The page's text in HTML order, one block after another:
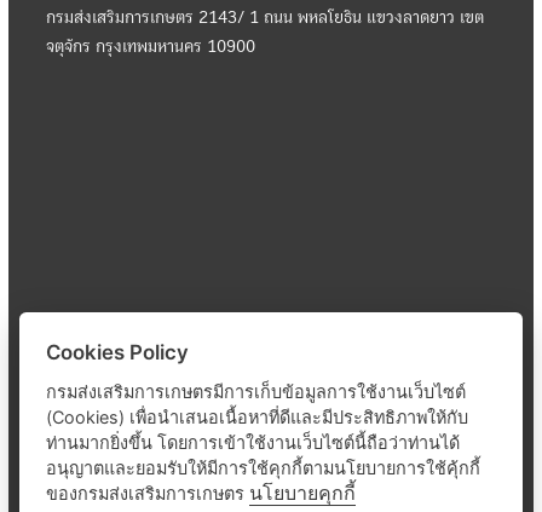
กรมส่งเสริมการเกษตร 2143/ 1 ถนน พหลโยธิน แขวงลาดยาว เขต
จตุจักร กรุงเทพมหานคร 10900
Cookies Policy
กรมส่งเสริมการเกษตรมีการเก็บข้อมูลการใช้งานเว็บไซต์
(Cookies) เพื่อนำเสนอเนื้อหาที่ดีและมีประสิทธิภาพให้กับ
ท่านมากยิ่งขึ้น โดยการเข้าใช้งานเว็บไซต์นี้ถือว่าท่านได้
อนุญาตและยอมรับให้มีการใช้คุกกี้ตามนโยบายการใช้คุ้กกี้
ของกรมส่งเสริมการเกษตร นโยบายคุกกี้